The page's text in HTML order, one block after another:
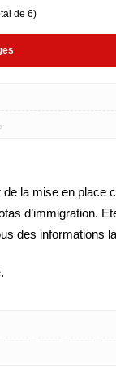
de 6)
de la mise en place
d’immigration.
des informations